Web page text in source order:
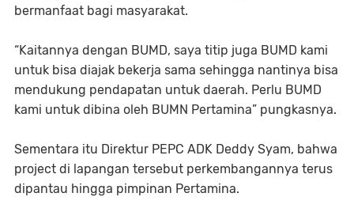
bermanfaat bagi masyarakat.
“Kaitannya dengan BUMD, saya titip juga BUMD kami
untuk bisa diajak bekerja sama sehingga nantinya bisa
mendukung pendapatan untuk daerah. Perlu BUMD
kami untuk dibina oleh BUMN Pertamina” pungkasnya.
Sementara itu Direktur PEPC ADK Deddy Syam, bahwa
project di lapangan tersebut perkembangannya terus
dipantau hingga pimpinan Pertamina.